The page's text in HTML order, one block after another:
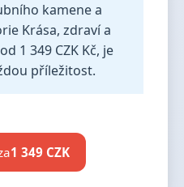
kamene a
Krása, zdraví a
1 349 CZK Kč, je
příležitost.
1 349 CZK